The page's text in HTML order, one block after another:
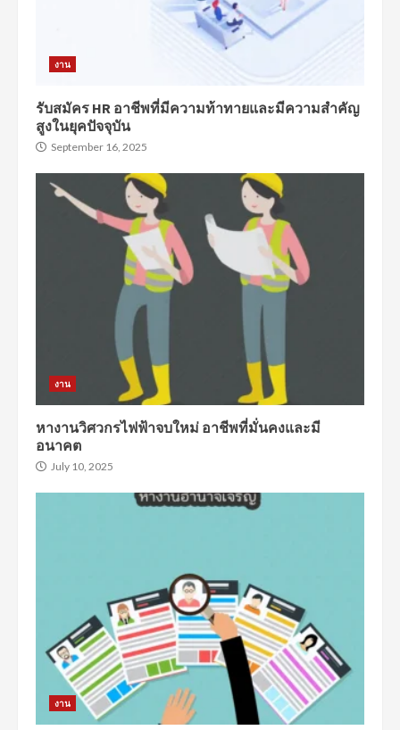
งาน
รับสมัคร HR อาชีพที่มีความท้าทายและมีความสำคัญ
สูงในยุคปัจจุบัน
September 16, 2025
งาน
หางานวิศวกรไฟฟ้าจบใหม่ อาชีพที่มั่นคงและมี
อนาคต
July 10, 2025
งาน